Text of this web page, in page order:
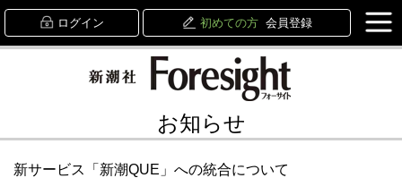
ログイン 初めての方 会員登録
お知らせ
新サービス「新潮QUE」への統合について